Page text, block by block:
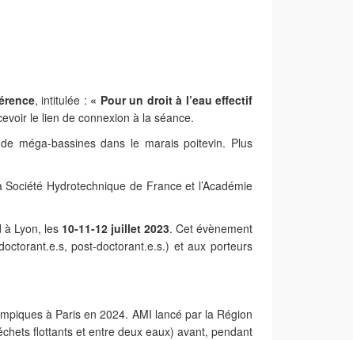
, intitulée : « Pour un droit à l’eau effectif
le lien de connexion à la séance.
méga-bassines dans le marais poitevin. Plus
Hydrotechnique de France et l’Académie
à Lyon, les 10-11-12 juillet 2023. Cet évènement
post-doctorant.e.s.) et aux porteurs
à Paris en 2024. AMI lancé par la Région
flottants et entre deux eaux) avant, pendant